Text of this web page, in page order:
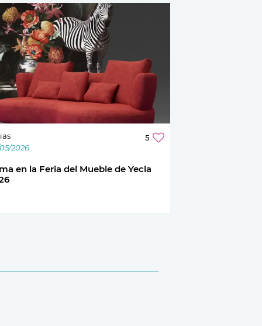
5
2026
en la Feria del Mueble de Yecla